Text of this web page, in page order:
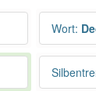
Wort: